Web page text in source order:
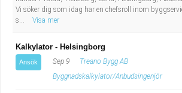
Vi söker dig som idag har en chefsroll inom
s...
Visa mer
Kalkylator - Helsingborg
Ansök Sep 9
Treano Bygg AB
Byggnadskalkylator/Anbudsingenjör